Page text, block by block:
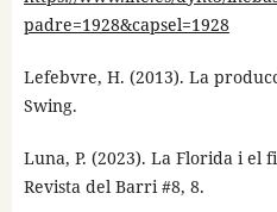
padre=1928&capsel=1928
Lefebvre, H. (2013). La
Swing.
Luna, P. (2023). La Florida i el
Revista del Barri #8, 8.